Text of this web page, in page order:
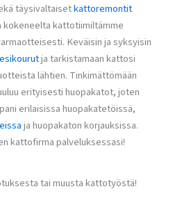
täysivaltaisetkattoremontit
kokeneelta kattotiimiltämme
Keväisin ja syksyisin
ja tarkistamaan kattosi
lähtien. Tinkimättömään
erityisesti huopakatot, joten
erilaisissa huopakatetöissä,
ja huopakaton korjauksissa.
kattofirma palveluksessasi!
tai muusta kattotyöstä!